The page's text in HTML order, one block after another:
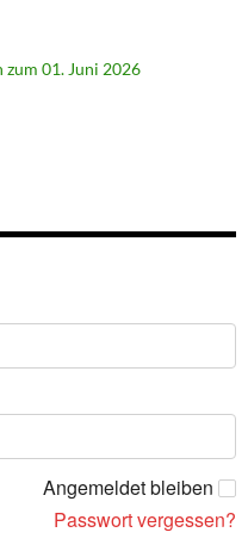
01. Juni 2026
Angemeldet bleiben
Passwort vergessen?